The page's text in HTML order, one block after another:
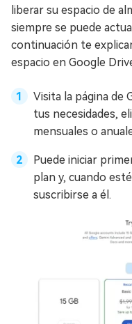
liberar su espacio de
siempre se puede
continuación te
espacio en Google
Visita la página de
tus necesidades,
mensuales o
Puede iniciar
plan y, cuando
suscribirse a él.